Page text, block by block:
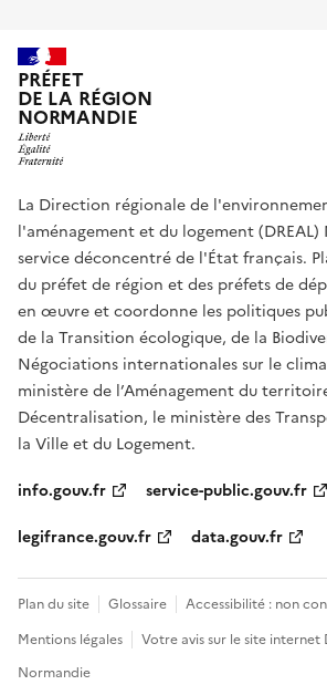
PRÉFET
DE LA RÉGION
NORMANDIE
La Direction régionale de
l'aménagement et du logement
service déconcentré de l'État français.
du préfet de région et des préfets de
en œuvre et coordonne les politiques
de la Transition écologique, de la
Négociations internationales sur le
ministère de l’Aménagement du
Décentralisation, le ministère des
la Ville et du Logement.
info.gouv.fr
service-public.gouv.fr
legifrance.gouv.fr
data.gouv.fr
Plan du site Glossaire
Accessibilité : non
Mentions légales
Votre avis sur le site internet
Normandie